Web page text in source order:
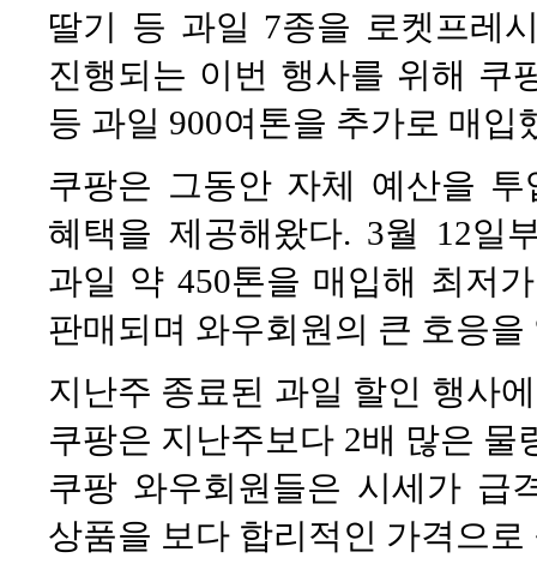
딸기 등 과일 7종을 로켓프레
진행되는 이번 행사를 위해 쿠
등 과일 900여톤을 추가로 매입
쿠팡은 그동안 자체 예산을
혜택을 제공해왔다. 3월 12일
과일 약 450톤을 매입해 최저
판매되며 와우회원의 큰 호응을
지난주 종료된 과일 할인 행사
쿠팡은 지난주보다 2배 많은
쿠팡 와우회원들은 시세가 급
상품을 보다 합리적인 가격으로